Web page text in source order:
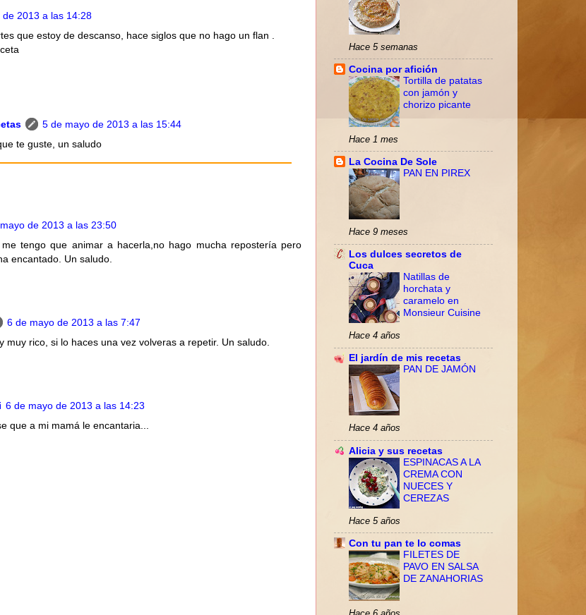
de 2013 a las 14:28
que estoy de descanso, hace siglos que no hago un flan .
5 de mayo de 2013 a las 15:44
te guste, un saludo
de 2013 a las 23:50
tengo que animar a hacerla,no hago mucha repostería pero
encantado. Un saludo.
6 de mayo de 2013 a las 7:47
muy rico, si lo haces una vez volveras a repetir. Un saludo.
6 de mayo de 2013 a las 14:23
que a mi mamá le encantaria...
Hace 5 semanas
Cocina por afición
Tortilla de patatas
con jamón y
chorizo picante
Hace 1 mes
La Cocina De Sole
PAN EN PIREX
Hace 9 meses
Los dulces secretos de
Cuca
Natillas de
horchata y
caramelo en
Monsieur Cuisine
Hace 4 años
El jardín de mis recetas
PAN DE JAMÓN
Hace 4 años
Alicia y sus recetas
ESPINACAS A LA
CREMA CON
NUECES Y
CEREZAS
Hace 5 años
Con tu pan te lo comas
FILETES DE
PAVO EN SALSA
DE ZANAHORIAS